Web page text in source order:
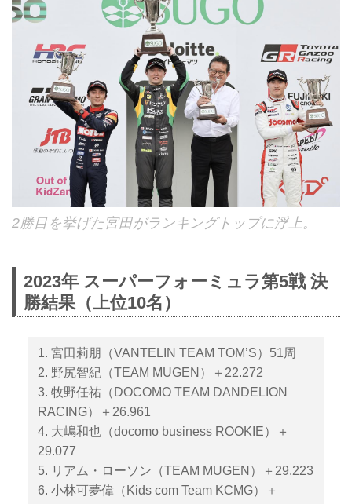
2勝目を挙げた宮田がランキングトップに浮上。
2023年 スーパーフォーミュラ第5戦 決
勝結果（上位10名）
1. 宮田莉朋（VANTELIN TEAM TOM’S）51周
2. 野尻智紀（TEAM MUGEN）＋22.272
3. 牧野任祐（DOCOMO TEAM DANDELION
RACING）＋26.961
4. 大嶋和也（docomo business ROOKIE）＋
29.077
5. リアム・ローソン（TEAM MUGEN）＋29.223
6. 小林可夢偉（Kids com Team KCMG）＋